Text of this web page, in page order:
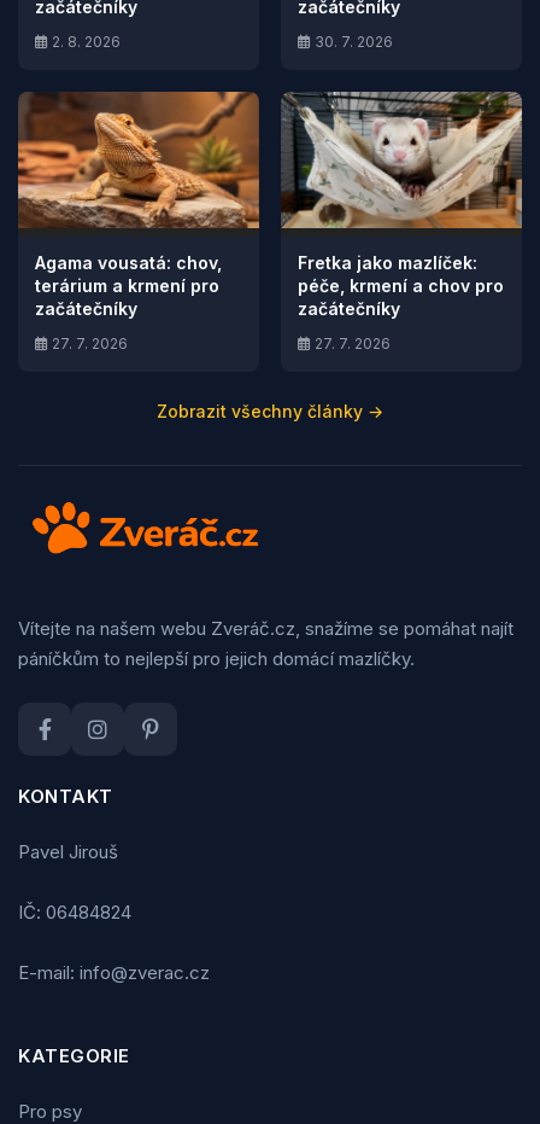
začátečníky
2. 8. 2026
začátečníky
30. 7. 2026
Agama vousatá: chov,
terárium a krmení pro
začátečníky
27. 7. 2026
Fretka jako mazlíček:
péče, krmení a chov pro
začátečníky
27. 7. 2026
Zobrazit všechny články →
Vítejte na našem webu Zveráč.cz, snažíme se pomáhat najít
páníčkům to nejlepší pro jejich domácí mazlíčky.
KONTAKT
Pavel Jirouš
IČ: 06484824
E-mail: info@zverac.cz
KATEGORIE
Pro psy